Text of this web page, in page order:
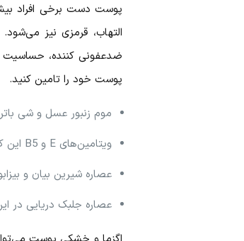
پوست دست برخی افراد
التهاب، قرمزی نیز
ضدعفونی کننده، حساسیت
پوست خود را تامین کنید.
موم زنبور عسل و شی
ویتامین‌های E و B5 این کرم آسیب‌های پوستی را ترمیم می‌کند.
عصاره شیرین بیان و
عصاره جلبک دریایی در